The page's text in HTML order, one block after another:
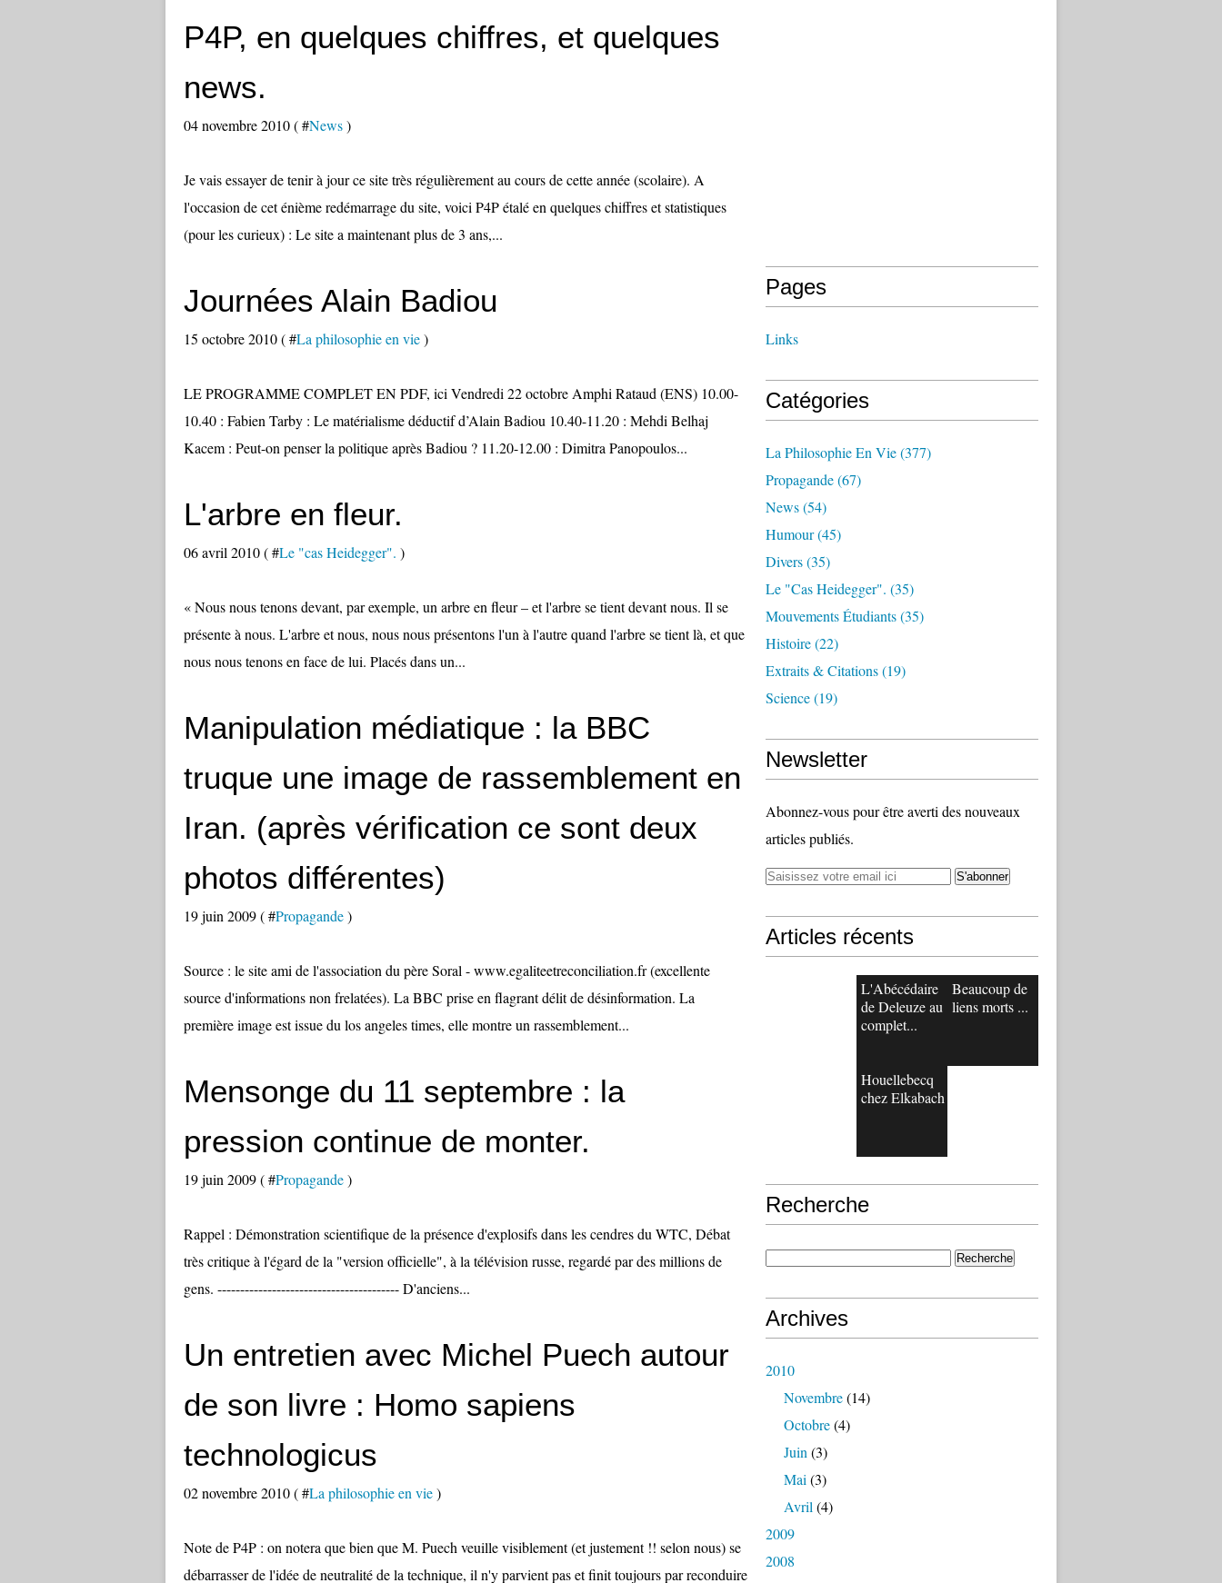
P4P, en quelques chiffres, et quelques
news.
04 novembre 2010 ( #News)
Je vais essayer de tenir à jour ce site très régulièrement au cours de cette année (scolaire). A
l'occasion de cet énième redémarrage du site, voici P4P étalé en quelques chiffres et statistiques
(pour les curieux) : Le site a maintenant plus de 3 ans,...
Journées Alain Badiou
15 octobre 2010 ( #La philosophie en vie)
LE PROGRAMME COMPLET EN PDF, ici Vendredi 22 octobre Amphi Rataud (ENS) 10.00-
10.40 : Fabien Tarby : Le matérialisme déductif d’Alain Badiou 10.40-11.20 : Mehdi Belhaj
Kacem : Peut-on penser la politique après Badiou ? 11.20-12.00 : Dimitra Panopoulos...
L'arbre en fleur.
06 avril 2010 ( #Le "cas Heidegger". )
« Nous nous tenons devant, par exemple, un arbre en fleur – et l'arbre se tient devant nous. Il se
présente à nous. L'arbre et nous, nous nous présentons l'un à l'autre quand l'arbre se tient là, et que
nous nous tenons en face de lui. Placés dans un...
Manipulation médiatique : la BBC
truque une image de rassemblement en
Iran. (après vérification ce sont deux
photos différentes)
19 juin 2009 ( #Propagande)
Source : le site ami de l'association du père Soral - www.egaliteetreconciliation.fr (excellente
source d'informations non frelatées). La BBC prise en flagrant délit de désinformation. La
première image est issue du los angeles times, elle montre un rassemblement...
Mensonge du 11 septembre : la
pression continue de monter.
19 juin 2009 ( #Propagande)
Rappel : Démonstration scientifique de la présence d'explosifs dans les cendres du WTC, Débat
très critique à l'égard de la "version officielle", à la télévision russe, regardé par des millions de
gens. ---------------------------------------- D'anciens...
Un entretien avec Michel Puech autour
de son livre : Homo sapiens
technologicus
02 novembre 2010 ( #La philosophie en vie)
Note de P4P : on notera que bien que M. Puech veuille visiblement (et justement !! selon nous) se
débarrasser de l'idée de neutralité de la technique, il n'y parvient pas et finit toujours par reconduire
Pages
Links
Catégories
La Philosophie En Vie(377)
Propagande(67)
News(54)
Humour(45)
Divers(35)
Le "cas Heidegger". (35)
Mouvements Étudiants(35)
Histoire(22)
Extraits & Citations(19)
Science(19)
Newsletter
Abonnez-vous pour être averti des nouveaux
articles publiés.
Articles récents
L'Abécédaire
de Deleuze au
complet...
Beaucoup de
liens morts ...
Houellebecq
chez Elkabach
Recherche
Archives
2010
Novembre(14)
Octobre(4)
Juin (3)
Mai (3)
Avril (4)
2009
2008